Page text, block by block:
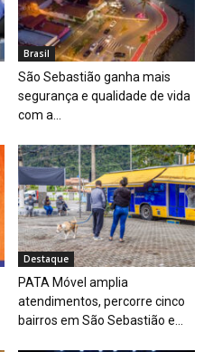
Brasil
São Sebastião ganha mais
segurança e qualidade de vida
com a...
Destaque
PATA Móvel amplia
atendimentos, percorre cinco
bairros em São Sebastião e...